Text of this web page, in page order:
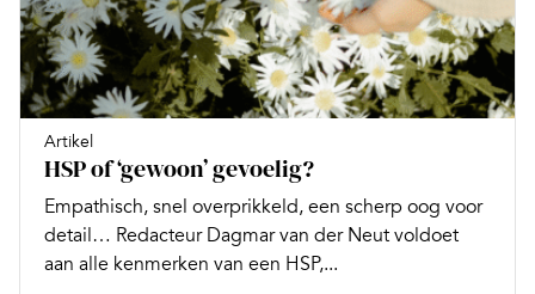
Artikel
HSP of ‘gewoon’ gevoelig?
Empathisch, snel overprikkeld, een scherp oog voor
detail… Redacteur Dagmar van der Neut voldoet
aan alle kenmerken van een HSP,...